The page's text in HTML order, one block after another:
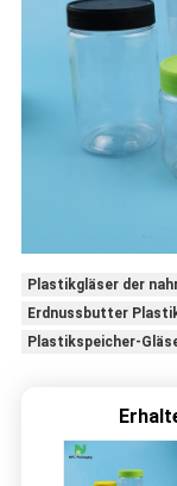
Plastikgläser der
Erdnussbutter
Plastikspeicher-